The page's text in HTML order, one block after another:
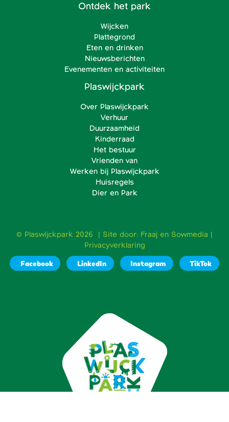
Ontdek het park
Wijcken
Plattegrond
Eten en drinken
Nieuwsberichten
Evenementen en activiteiten
Plaswijckpark
Over Plaswijckpark
Verhuur
Duurzaamheid
Kinderraad
Het bestuur
Vrienden van
Werken bij Plaswijckpark
Huisregels
Dier en Park
© Plaswijckpark 2026 | Site door: Fraaj en Sowmedia |
Privacyverklaring
Facebook
LinkedIn Instagram TikTok